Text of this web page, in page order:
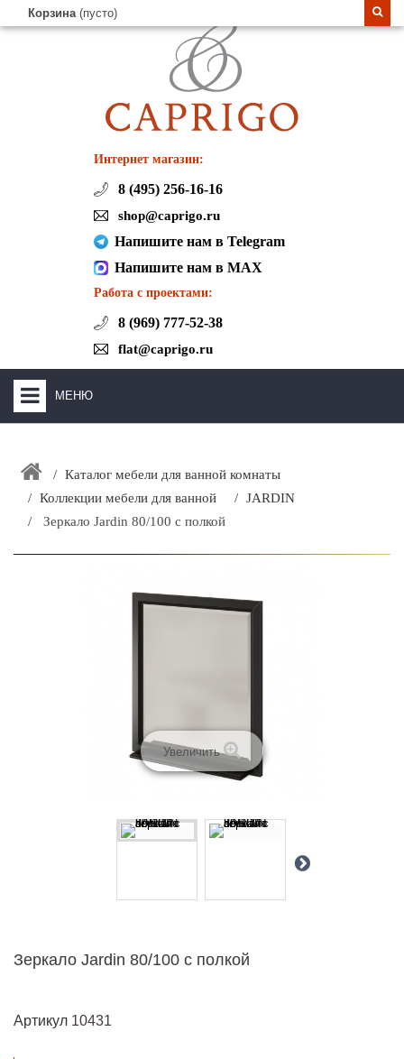
Корзина (пусто)
Интернет магазин:
8 (495) 256-16-16
shop@caprigo.ru
Напишите нам в Telegram
Напишите нам в MAX
Работа с проектами:
8 (969) 777-52-38
flat@caprigo.ru
МЕНЮ
ЗАКАЗАТЬ РАСЧЕТ КУХНИ CAPRIGO
+
Каталог мебели для ванной комнаты
Коллекции мебели для ванной
JARDIN
Зеркало Jardin 80/100 с полкой
Увеличить
Зеркало Jardin 80/100 с полкой
Артикул 10431